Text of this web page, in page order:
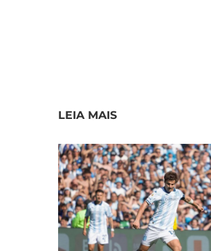
LEIA MAIS